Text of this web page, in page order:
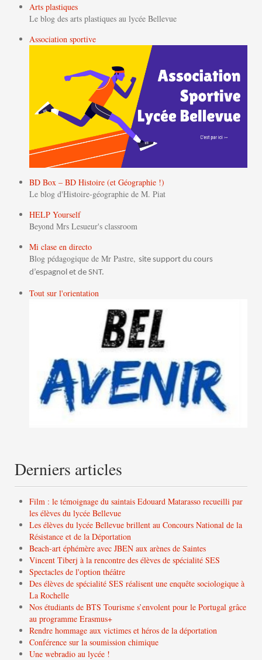
Arts plastiques
Le blog des arts plastiques au lycée Bellevue
Association sportive
BD Box – BD Histoire (et Géographie !)
Le blog d'Histoire-géographie de M. Piat
HELP Yourself
Beyond Mrs Lesueur's classroom
Mi clase en directo
Blog pédagogique de Mr Pastre, site support du cours
d’espagnol et de SNT.
Tout sur l'orientation
Derniers articles
Film : le témoignage du saintais Edouard Matarasso recueilli par
les élèves du lycée Bellevue
Les élèves du lycée Bellevue brillent au Concours National de la
Résistance et de la Déportation
Beach-art éphémère avec JBEN aux arènes de Saintes
Vincent Tiberj à la rencontre des élèves de spécialité SES
Spectacles de l'option théâtre
Des élèves de spécialité SES réalisent une enquête sociologique à
La Rochelle
Nos étudiants de BTS Tourisme s’envolent pour le Portugal grâce
au programme Erasmus+
Rendre hommage aux victimes et héros de la déportation
Conférence sur la soumission chimique
Une webradio au lycée !